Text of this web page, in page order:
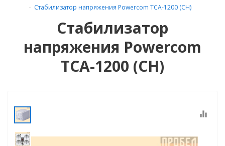
бассейнов
Стабилизатор напряжения Powercom TCA-1200 (СН)
Стабилизатор
напряжения Powercom
TCA-1200 (СН)
equalizer